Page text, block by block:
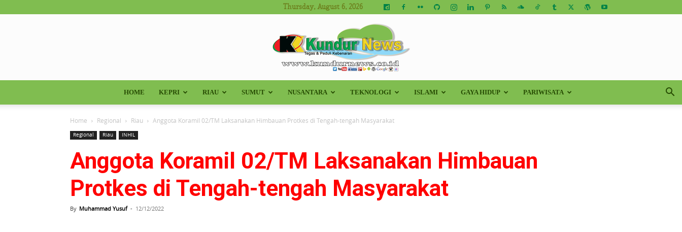
Thursday, August 6, 2026
Kundur
News
HOME KEPRI RIAU SUMUT NUSANTARA TEKNOLOGI ISLAMI GAYA HIDUP PARIWISATA
Home Regional Riau Anggota Koramil 02/TM Laksanakan Himbauan Protkes di Tengah-tengah Masyarakat
Regional Riau INHIL
Anggota Koramil 02/TM Laksanakan Himbauan
Protkes di Tengah-tengah Masyarakat
By Muhammad Yusuf - 12/12/2022